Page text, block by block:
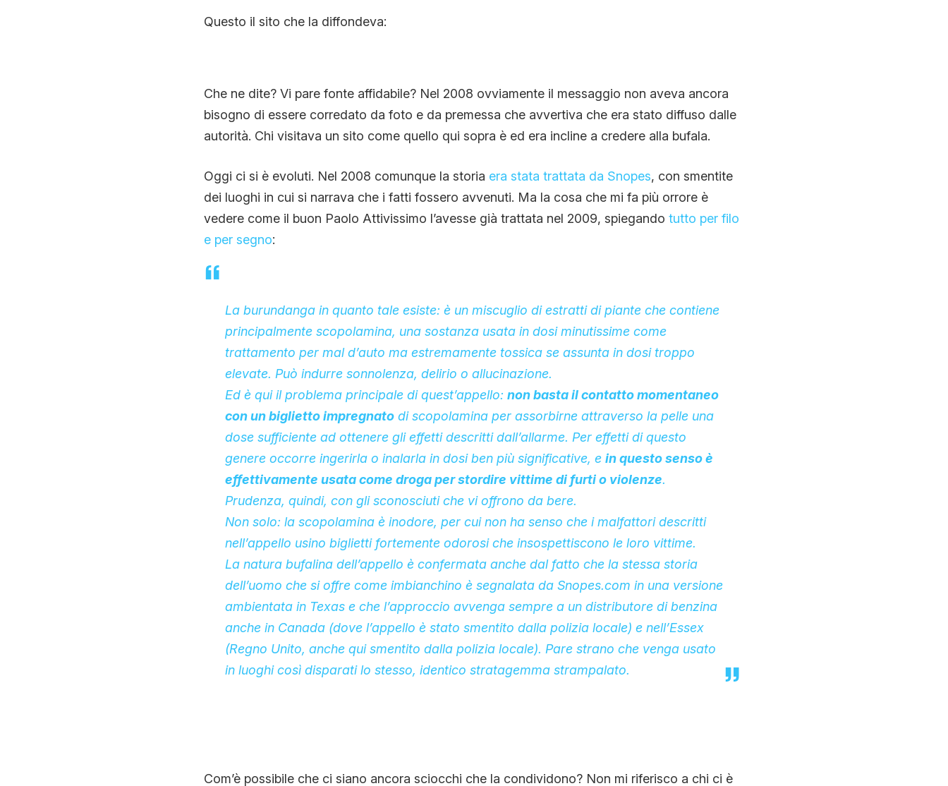
Questo il sito che la diffondeva:
Che ne dite? Vi pare fonte affidabile? Nel 2008 ovviamente il messaggio non aveva ancora
bisogno di essere corredato da foto e da premessa che avvertiva che era stato diffuso dalle
autorità. Chi visitava un sito come quello qui sopra è ed era incline a credere alla bufala.
Oggi ci si è evoluti. Nel 2008 comunque la storia era stata trattata da Snopes, con smentite
dei luoghi in cui si narrava che i fatti fossero avvenuti. Ma la cosa che mi fa più orrore è
vedere come il buon Paolo Attivissimo l’avesse già trattata nel 2009, spiegando tutto per filo
e per segno:
La burundanga in quanto tale esiste: è un miscuglio di estratti di piante che contiene
principalmente scopolamina, una sostanza usata in dosi minutissime come
trattamento per mal d’auto ma estremamente tossica se assunta in dosi troppo
elevate. Può indurre sonnolenza, delirio o allucinazione.
Ed è qui il problema principale di quest’appello: non basta il contatto momentaneo
con un biglietto impregnatodi scopolamina per assorbirne attraverso la pelle una
dose sufficiente ad ottenere gli effetti descritti dall’allarme. Per effetti di questo
genere occorre ingerirla o inalarla in dosi ben più significative, e in questo senso è
effettivamente usata come droga per stordire vittime di furti o violenze.
Prudenza, quindi, con gli sconosciuti che vi offrono da bere.
Non solo: la scopolamina è inodore, per cui non ha senso che i malfattori descritti
nell’appello usino biglietti fortemente odorosi che insospettiscono le loro vittime.
La natura bufalina dell’appello è confermata anche dal fatto che la stessa storia
dell’uomo che si offre come imbianchino è segnalata da Snopes.com in una versione
ambientata in Texas e che l’approccio avvenga sempre a un distributore di benzina
anche in Canada (dove l’appello è stato smentito dalla polizia locale) e nell’Essex
(Regno Unito, anche qui smentito dalla polizia locale). Pare strano che venga usato
in luoghi così disparati lo stesso, identico stratagemma strampalato.
Com’è possibile che ci siano ancora sciocchi che la condividono? Non mi riferisco a chi ci è